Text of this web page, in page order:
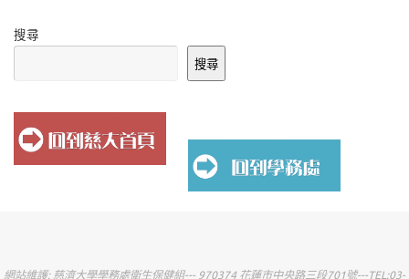
搜尋
搜尋
網站維護: 慈濟大學學務處衛生保健組--- 970374 花蓮市中央路三段701號---TEL:03-